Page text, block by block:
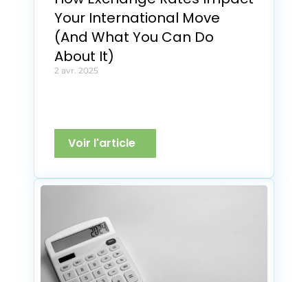
Your International Move
(And What You Can Do
About It)
2 avr. 2025
Voir l'article